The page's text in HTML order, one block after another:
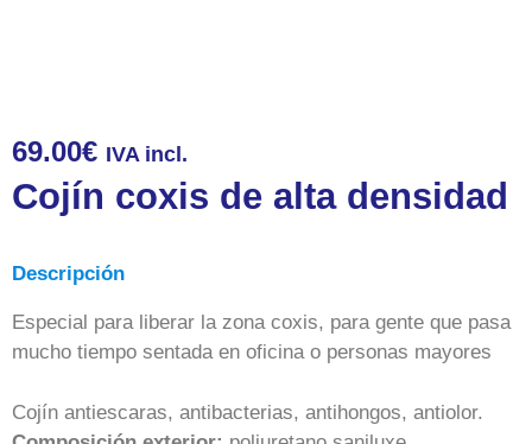
69.00€ IVA incl.
Cojín coxis de alta densidad
Descripción
Especial para liberar la zona coxis, para gente que pasa
mucho tiempo sentada en oficina o personas mayores
Cojín antiescaras, antibacterias, antihongos, antiolor.